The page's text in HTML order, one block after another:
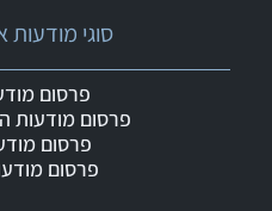
סוגי
פרסום
פרסום
פרסום
פרסום